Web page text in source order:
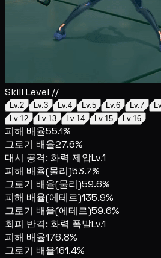
Skill Level //
Lv.2 Lv.3 Lv.4 Lv.5 Lv.6 Lv.7
Lv.12
Lv.13 Lv.14 Lv.15 Lv.16
피해 배율55.1%
그로기 배율27.6%
대시 공격: 화력 제압Lv.1
피해 배율(물리)53.7%
그로기 배율(물리)59.6%
피해 배율(에테르)135.9%
그로기 배율(에테르)59.6%
회피 반격: 화력 폭발Lv.1
피해 배율176.8%
그로기 배율161.4%